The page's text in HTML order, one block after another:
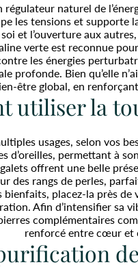
naturel de
les tensions et supporte
et l’ouverture aux
verte est reconnue
les énergies
profonde. Bien qu’elle
être global, en
utiliser la
usages, selon vos
d’oreilles, permettant à
offrent une belle
des rangs de perles,
bienfaits, placez-la près
Afin d’intensifier sa
complémentaires
renforcé entre cœur et